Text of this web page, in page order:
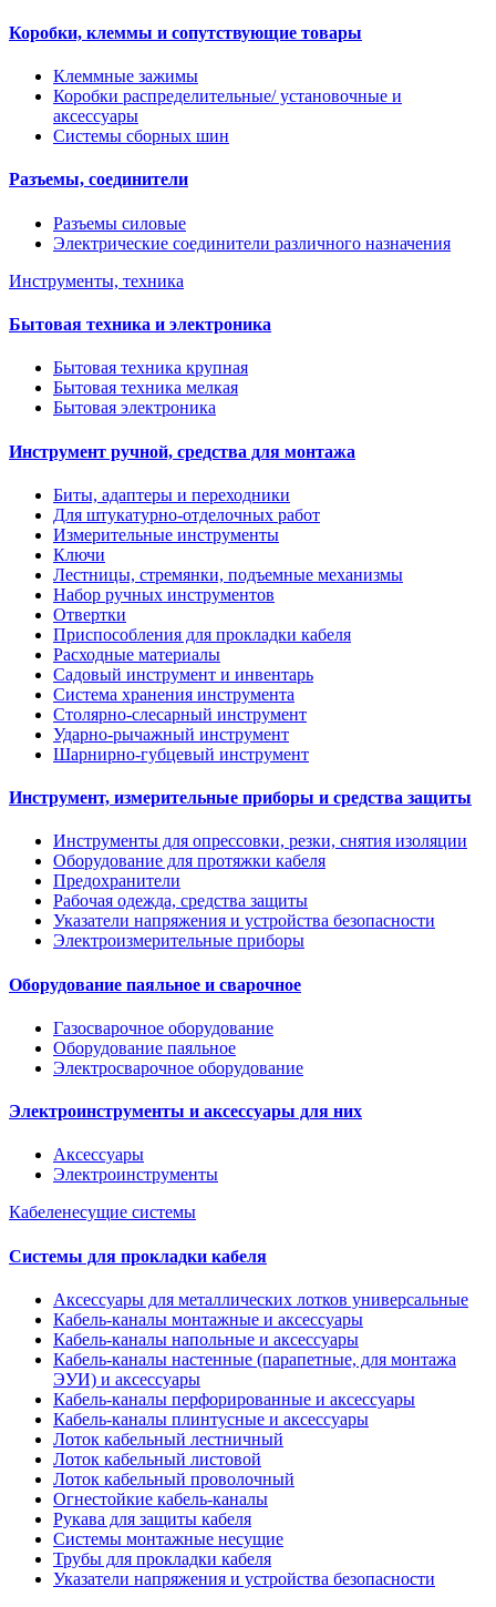
Коробки, клеммы и сопутствующие товары
Клеммные зажимы
Коробки распределительные/ установочные и
аксессуары
Системы сборных шин
Разъемы, соединители
Разъемы силовые
Электрические соединители различного назначения
Инструменты, техника
Бытовая техника и электроника
Бытовая техника крупная
Бытовая техника мелкая
Бытовая электроника
Инструмент ручной, средства для монтажа
Биты, адаптеры и переходники
Для штукатурно-отделочных работ
Измерительные инструменты
Ключи
Лестницы, стремянки, подъемные механизмы
Набор ручных инструментов
Отвертки
Приспособления для прокладки кабеля
Расходные материалы
Садовый инструмент и инвентарь
Система хранения инструмента
Столярно-слесарный инструмент
Ударно-рычажный инструмент
Шарнирно-губцевый инструмент
Инструмент, измерительные приборы и средства защиты
Инструменты для опрессовки, резки, снятия изоляции
Оборудование для протяжки кабеля
Предохранители
Рабочая одежда, средства защиты
Указатели напряжения и устройства безопасности
Электроизмерительные приборы
Оборудование паяльное и сварочное
Газосварочное оборудование
Оборудование паяльное
Электросварочное оборудование
Электроинструменты и аксессуары для них
Аксессуары
Электроинструменты
Кабеленесущие системы
Системы для прокладки кабеля
Аксессуары для металлических лотков универсальные
Кабель-каналы монтажные и аксессуары
Кабель-каналы напольные и аксессуары
Кабель-каналы настенные (парапетные, для монтажа
ЭУИ) и аксессуары
Кабель-каналы перфорированные и аксессуары
Кабель-каналы плинтусные и аксессуары
Лоток кабельный лестничный
Лоток кабельный листовой
Лоток кабельный проволочный
Огнестойкие кабель-каналы
Рукава для защиты кабеля
Системы монтажные несущие
Трубы для прокладки кабеля
Указатели напряжения и устройства безопасности